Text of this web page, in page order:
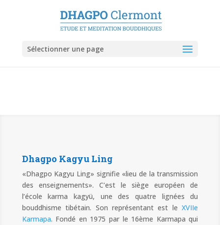
Sélectionner une page
Dhagpo Kagyu Ling
«Dhagpo Kagyu Ling» signifie «lieu de la transmission
des enseignements». C’est le siège européen de
l’école karma kagyü, une des quatre lignées du
bouddhisme tibétain. Son représentant est leXVIIe
Karmapa. Fondé en 1975 par le 16ème Karmapa qui